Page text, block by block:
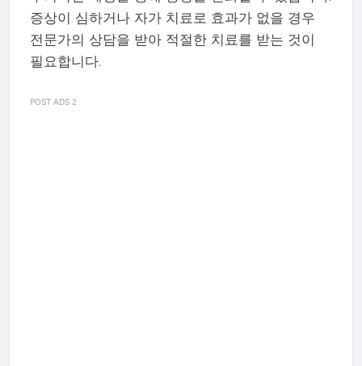
증상이 심하거나 자가 치료로 효과가 없을 경우
전문가의 상담을 받아 적절한 치료를 받는 것이
필요합니다.
POST ADS 2